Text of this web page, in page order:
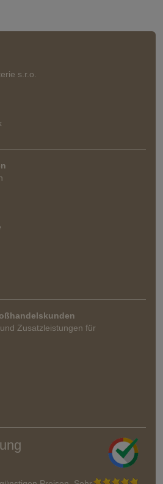
s.r.o.
Zusatzleistungen für